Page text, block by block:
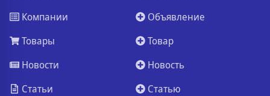
Компании
Товары
Новости
Статьи
Объявление
Товар
Новость
Статью